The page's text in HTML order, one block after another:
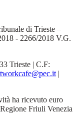
di Trieste –
- 2266/2018 V.G.
Trieste | C.F:
|
ha ricevuto euro
Friuli Venezia